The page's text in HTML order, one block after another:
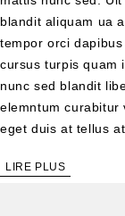
blandit aliquam ua
tempor orci
cursus turpis quam
nunc sed blandit
elemntum curabitur
eget duis at tellus
LIRE PLUS